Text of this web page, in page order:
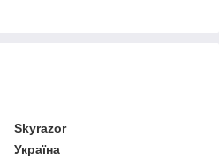
Skyrazor
Україна